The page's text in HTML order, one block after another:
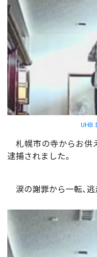
UHB
札幌市の寺からお供
逮捕されました。
涙の謝罪から一転、